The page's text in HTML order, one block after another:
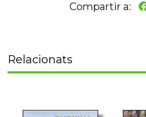
Compartir a:
Relacionats